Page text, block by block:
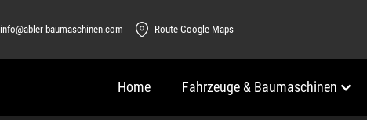
info@abler-baumaschinen.com Route Google Maps
Home Fahrzeuge & Baumaschinen